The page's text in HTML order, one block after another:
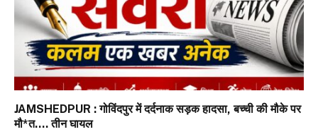
JAMSHEDPUR : गोविंदपुर में दर्दनाक सड़क हादसा, बच्ची की मौके पर
मौ*त…. तीन घायल